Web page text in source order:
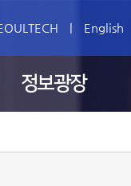
| English
정보광장